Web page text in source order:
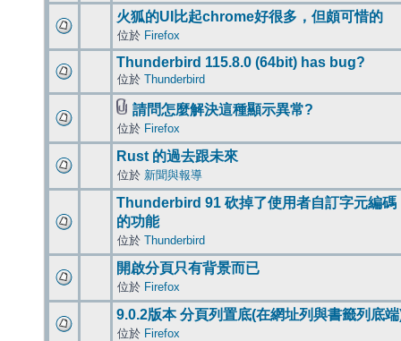
火狐的UI比起chrome好很多，但頗可惜的
位於 Firefox
Thunderbird 115.8.0 (64bit) has bug?
位於 Thunderbird
請問怎麼解決這種顯示異常?
位於 Firefox
Rust 的過去跟未來
位於 新聞與報導
Thunderbird 91 砍掉了使用者自訂字元編碼
的功能
位於 Thunderbird
開啟分頁只有背景而已
位於 Firefox
9.0.2版本 分頁列置底(在網址列與書籤列底
位於 Firefox